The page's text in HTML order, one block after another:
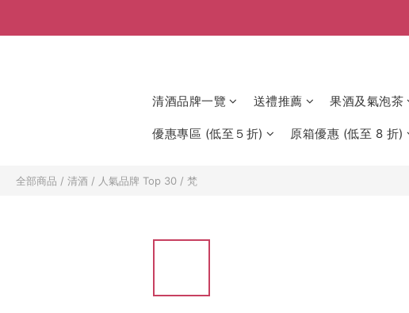
清酒品牌一覽 送禮推薦 果酒及氣泡茶
優惠專區 (低至５折) 原箱優惠 (低至 8 折)
全部商品 / 清酒 / 人氣品牌 Top 30 / 梵